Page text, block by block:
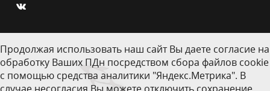
Продолжая использовать наш сайт Вы даете согласие на
обработку Ваших ПДн посредством сбора файлов cookie
с помощью средства аналитики "Яндекс.Метрика". В